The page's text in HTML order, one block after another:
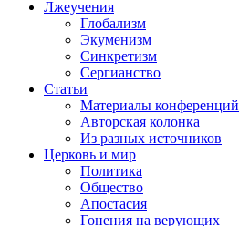
Лжеучения
Глобализм
Экуменизм
Синкретизм
Сергианство
Статьи
Материалы конференций
Авторская колонка
Из разных источников
Церковь и мир
Политика
Общество
Апостасия
Гонения на верующих